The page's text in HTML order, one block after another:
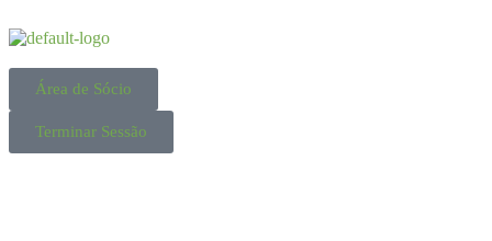
Área de Sócio
Terminar Sessão